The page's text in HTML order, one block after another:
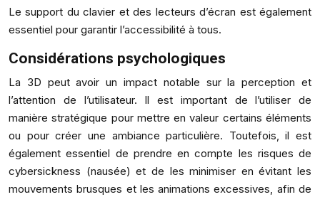
Le support du clavier et des lecteurs d’écran est également
essentiel pour garantir l’accessibilité à tous.
Considérations psychologiques
La 3D peut avoir un impact notable sur la perception et
l’attention de l’utilisateur. Il est important de l’utiliser de
manière stratégique pour mettre en valeur certains éléments
ou pour créer une ambiance particulière. Toutefois, il est
également essentiel de prendre en compte les risques de
cybersickness (nausée) et de les minimiser en évitant les
mouvements brusques et les animations excessives, afin de